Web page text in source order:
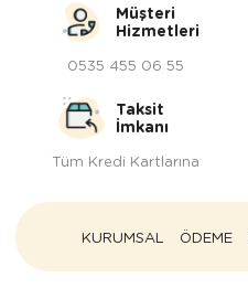
Müşteri
Hizmetleri
0535 455 06 55
Taksit
İmkanı
Tüm Kredi Kartlarına
KURUMSAL ÖDEME